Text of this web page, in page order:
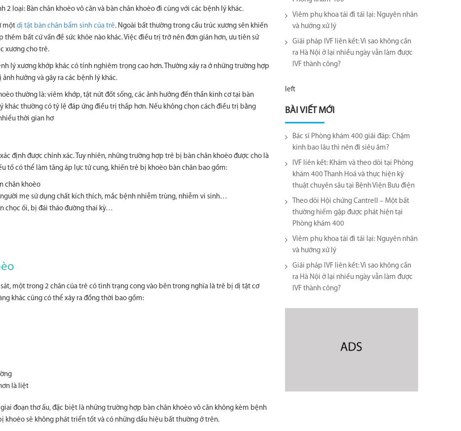
2 loại: Bàn chân khoèo vô căn và bàn chân khoèo đi cùng với các bệnh lý khác.
một dị tật bàn chân bẩm sinh của trẻ. Ngoài bất thường trong cấu trúc xương sên khiến
thêm bất cứ vấn đề sức khỏe nào khác. Việc điều trị trở nên đơn giản hơn, ưu tiên sử
xương cho trẻ.
lý xương khớp khác có tính nghiêm trọng cao hơn. Thường xảy ra ở những trường hợp
hưởng và gây ra các bệnh lý khác.
thường là: viêm khớp, tật nứt đốt sống, các ảnh hưởng đến thần kinh cơ tại bàn
khác thường có tỷ lệ đáp ứng điều trị thấp hơn. Nếu không chọn cách điều trị bằng
thời gian hơ
định được chính xác. Tuy nhiên, những trường hợp trẻ bị bàn chân khoèo được cho là
tố có thể làm tăng áp lực tử cung, khiến trẻ bị khoèo bàn chân bao gồm:
chân khoèo
mẹ sử dụng chất kích thích, mắc bệnh nhiễm trùng, nhiễm vi sinh…
chọc ối, bị đái tháo đường thai kỳ…
một trong 2 chân của trẻ có tình trạng cong vào bên trong nghĩa là trẻ bị dị tật cơ
khác cũng có thể xảy ra đồng thời bao gồm:
là liệt
đoạn thơ ấu, đặc biệt là những trường hợp bàn chân khoèo vô căn không kèm bệnh
khoèo sẽ không phát triển tốt và có những dấu hiệu bất thường ở trên.
Viêm phụ khoa tái đi tái lại​: Nguyên nhân
và hướng xử lý
Giải pháp IVF liên kết: Vì sao không cần
ra Hà Nội ở lại nhiều ngày vẫn làm được
IVF thành công?
left
BÀI VIẾT MỚI
Bác sĩ Phòng khám 400 giải đáp: Chậm
kinh bao lâu thì nên đi siêu âm?
IVF liên kết: Khám và theo dõi tại Phòng
khám 400 Thanh Hoá và thực hiện kỹ
thuật chuyên sâu tại Bệnh Viện Bưu điện
Theo dõi Hội chứng Cantrell – Một bất
thường hiếm gặp được phát hiện tại
Phòng khám 400
Viêm phụ khoa tái đi tái lại​: Nguyên nhân
và hướng xử lý
Giải pháp IVF liên kết: Vì sao không cần
ra Hà Nội ở lại nhiều ngày vẫn làm được
IVF thành công?